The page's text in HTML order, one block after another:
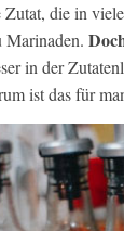
die in
Marinaden.
in der
ist das für